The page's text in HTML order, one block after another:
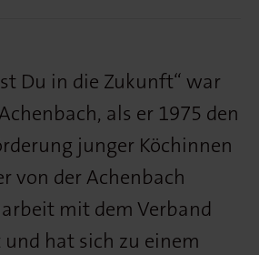
Du in die Zukunft“ war
als er 1975 den
junger Köchinnen
von der Achenbach
mit dem Verband
und hat sich zu einem